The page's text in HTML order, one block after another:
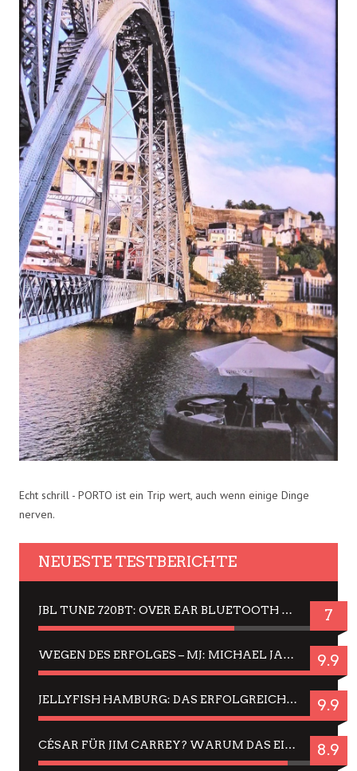
Echt schrill - PORTO ist ein Trip wert, auch wenn einige Dinge
nerven.
NEUESTE TESTBERICHTE
JBL TUNE 720BT: OVER EAR BLUETOOTH KOPFHÖRER UM DIE 50,-€ IM DAUER-TEST 7
WEGEN DES ERFOLGES – MJ: MICHAEL JACKSON MUSICAL IN EINER MATINEE SEHEN 9.9
JELLYFISH HAMBURG: DAS ERFOLGREICHE SOMMER-MENÜ 2025 IN GEFÜHLEN UND BILDERN 9.9
CÉSAR FÜR JIM CARREY? WARUM DAS EINER DER NERVIGSTEN ACTORS IST UND BLEIBT 8.9